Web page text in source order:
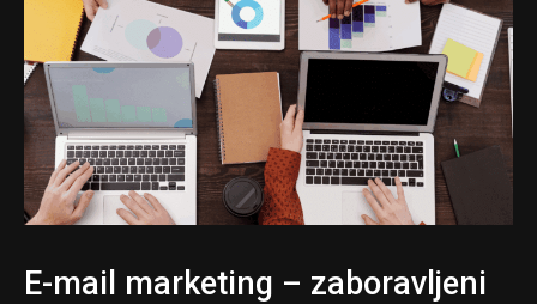
E-mail marketing – zaboravljeni